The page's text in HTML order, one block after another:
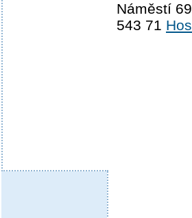
Náměstí 69
543 71